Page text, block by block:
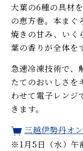
大葉の6種の具材
の恵方巻。本まぐ
焼きの甘み、いく
葉の香りが全体を
急速冷凍技術で、
たてのおいしさを
わせて電子レンジ
きます。
三越伊勢丹オ
※1月5日（水）午